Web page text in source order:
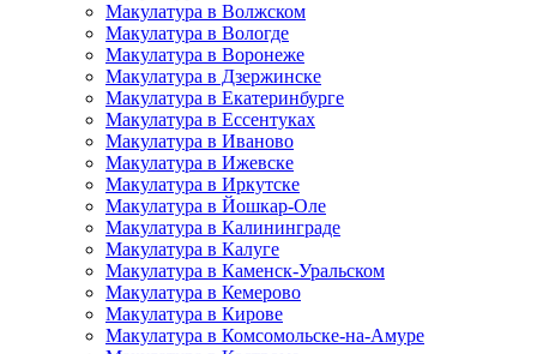
Макулатура в Волжском
Макулатура в Вологде
Макулатура в Воронеже
Макулатура в Дзержинске
Макулатура в Екатеринбурге
Макулатура в Ессентуках
Макулатура в Иваново
Макулатура в Ижевске
Макулатура в Иркутске
Макулатура в Йошкар-Оле
Макулатура в Калининграде
Макулатура в Калуге
Макулатура в Каменск-Уральском
Макулатура в Кемерово
Макулатура в Кирове
Макулатура в Комсомольске-на-Амуре